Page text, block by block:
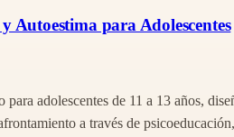
Autoestima para Adolescentes
adolescentes de 11 a 13 años,
a través de